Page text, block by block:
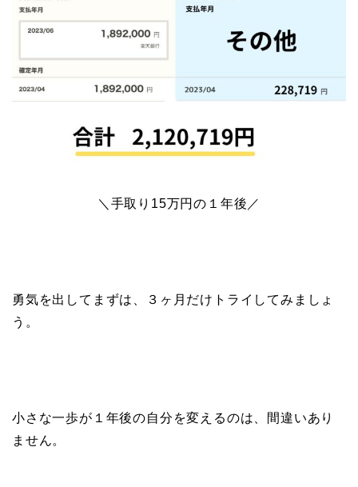
＼手取り15万円の１年後／
勇気を出してまずは、３ヶ月だけトライしてみましょ
う。
小さな一歩が１年後の自分を変えるのは、間違いあり
ません。